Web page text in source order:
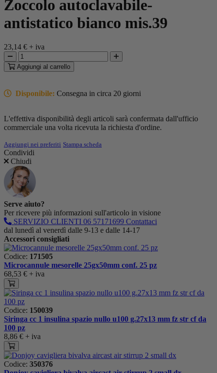
Zoccolo autoclavabile-
antistatico bianco mis.39
23,14 € + iva
Aggiungi al carrello
Disponibile: Consegna in circa 20 giorni
L'effettiva disponibilità degli articoli sarà confermata dall'ufficio
commerciale una volta ricevuta la richiesta d'ordine.
Aggiungi nei preferiti Stampa scheda
Condividi
Chiudi
Serve aiuto?
Per ricevere più informazioni sull'articolo in visione
SERVIZIO CLIENTI 06 57171699 Contattaci
dal lunedì al venerdì dalle 9-13 e dalle 14-17
Accessori consigliati
Codice: 171505
Microcannule mesorelle 25gx50mm conf. 25 pz
68,53 € + iva
Codice: 150039
Siringa cc 1 insulina spazio nullo u100 g.27x13 mm fz str cf da
100 pz
8,86 € + iva
Codice: 350376